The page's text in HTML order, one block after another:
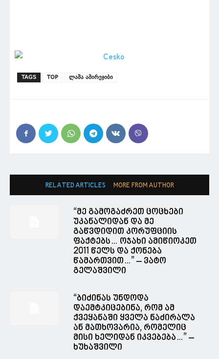
TAGS TOP ლაშა ამირეჯიბი
RELATED ARTICLES MORE FROM AUTHOR
“მე გამოგაძრეთ ცოცხები
უკანალიდან და მე
გაწვდიდით კორუფციის
ფაქტებს… ოჯახი ამიწიოკეთ
2011 წელს და ქონება
წამართვით…” – ვატო
გელაშვილი
“ბიძინას უნდოდა
დაემტკიცებინა, რომ ამ
ქვეყანაში ყველა ნაძირალა
ან მათხოვარია, რომელიც
მისი ხელიდან იკვებება…” –
ხუხაშვილი